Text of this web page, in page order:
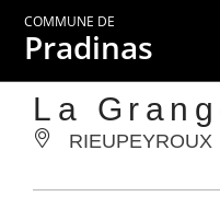
COMMUNE DE
Pradinas
La
RIEUPEYROUX